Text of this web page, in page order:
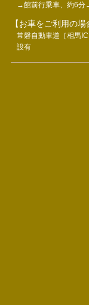
→館前行乗車、約6
【お車をご利用の場
常磐自動車道［相馬
設有